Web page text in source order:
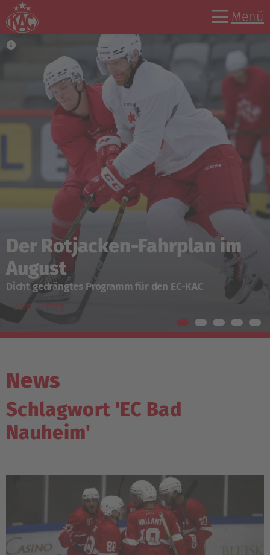
Menü
Der Rotjacken-Fahrplan im
August
Dicht gedrängtes Programm für den EC-KAC
Zum Beitrag
News
Schlagwort 'EC Bad
Nauheim'